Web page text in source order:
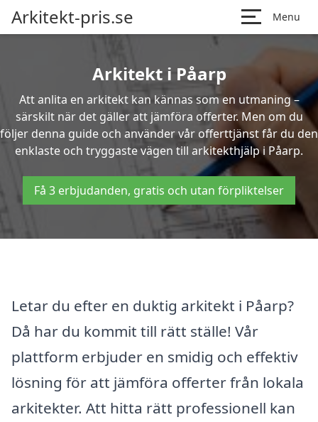
Arkitekt-pris.se Menu
Arkitekt i Påarp
Att anlita en arkitekt kan kännas som en utmaning –
särskilt när det gäller att jämföra offerter. Men om du
följer denna guide och använder vår offerttjänst får du den
enklaste och tryggaste vägen till arkitekthjälp i Påarp.
Få 3 erbjudanden, gratis och utan förpliktelser
Letar du efter en duktig arkitekt i Påarp?
Då har du kommit till rätt ställe! Vår
plattform erbjuder en smidig och effektiv
lösning för att jämföra offerter från lokala
arkitekter. Att hitta rätt professionell kan